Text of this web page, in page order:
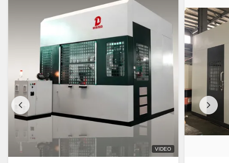
VIDEO